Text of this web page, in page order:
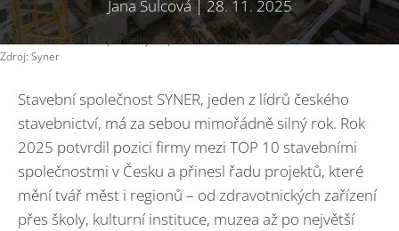
Jana Šulcová | 28. 11. 2025
Nová centrála České spořitelny na pražském Smíchově
Zdroj: Syner
Stavební společnost SYNER, jeden z lídrů českého
stavebnictví, má za sebou mimořádně silný rok. Rok
2025 potvrdil pozici firmy mezi TOP 10 stavebními
společnostmi v Česku a přinesl řadu projektů, které
mění tvář měst i regionů – od zdravotnických zařízení
přes školy, kulturní instituce, muzea až po největší